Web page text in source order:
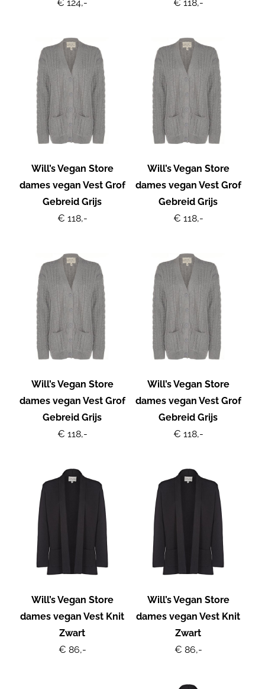
€ 124,- € 118,-
Will’s Vegan Store
dames vegan Vest Grof
Gebreid Grijs
€ 118,-
Will’s Vegan Store
dames vegan Vest Grof
Gebreid Grijs
€ 118,-
Will’s Vegan Store
dames vegan Vest Grof
Gebreid Grijs
€ 118,-
Will’s Vegan Store
dames vegan Vest Grof
Gebreid Grijs
€ 118,-
Will’s Vegan Store
dames vegan Vest Knit
Zwart
€ 86,-
Will’s Vegan Store
dames vegan Vest Knit
Zwart
€ 86,-